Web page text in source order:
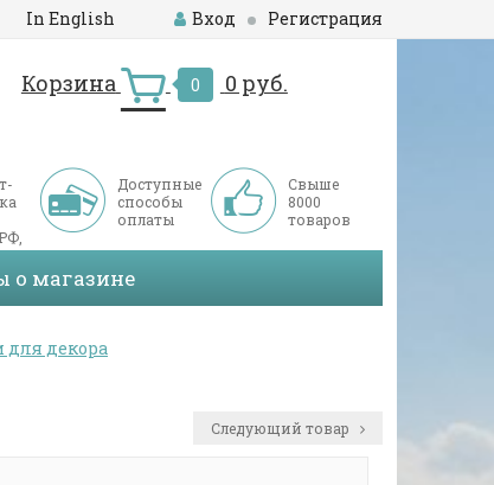
In English Вход Регистрация
Корзина 0 0 руб.
Доступные
способы
оплаты
Свыше
8000
товаров
о магазине
для декора
Следующий товар